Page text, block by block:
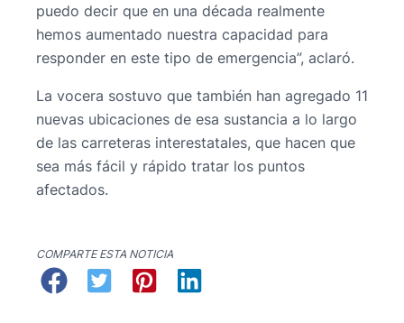
puedo decir que en una década realmente
hemos aumentado nuestra capacidad para
responder en este tipo de emergencia”, aclaró.
La vocera sostuvo que también han agregado 11
nuevas ubicaciones de esa sustancia a lo largo
de las carreteras interestatales, que hacen que
sea más fácil y rápido tratar los puntos
afectados.
COMPARTE ESTA NOTICIA